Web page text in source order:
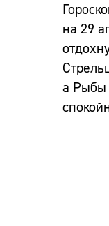
на 29
а Рыбы